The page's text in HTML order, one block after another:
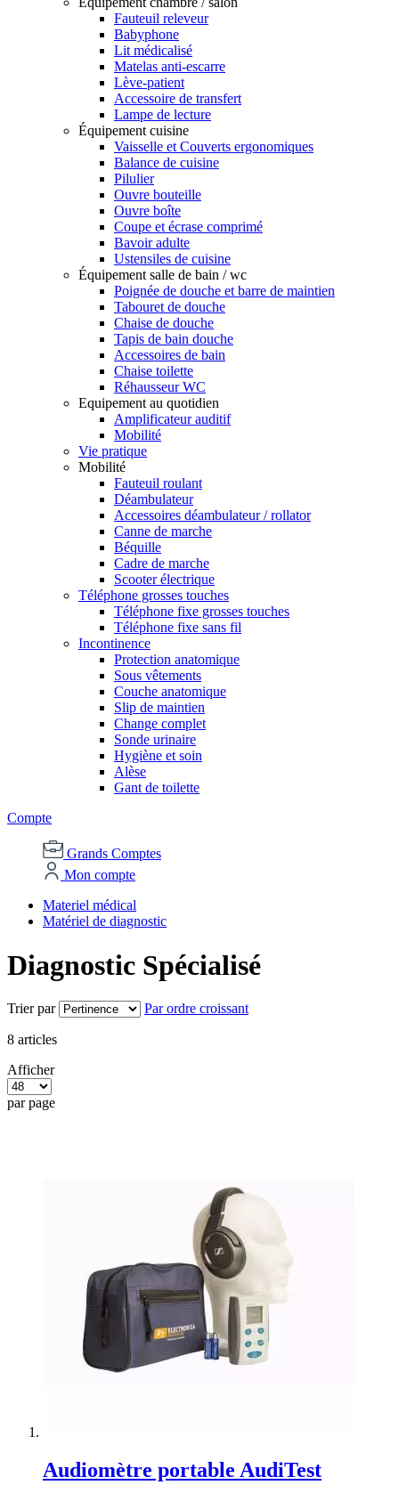
Fauteuil releveur
Babyphone
Lit médicalisé
Matelas anti-escarre
Lève-patient
Accessoire de transfert
Lampe de lecture
Équipement cuisine
Vaisselle et Couverts ergonomiques
Balance de cuisine
Pilulier
Ouvre bouteille
Ouvre boîte
Coupe et écrase comprimé
Bavoir adulte
Ustensiles de cuisine
Équipement salle de bain / wc
Poignée de douche et barre de maintien
Tabouret de douche
Chaise de douche
Tapis de bain douche
Accessoires de bain
Chaise toilette
Réhausseur WC
Equipement au quotidien
Amplificateur auditif
Mobilité
Vie pratique
Mobilité
Fauteuil roulant
Déambulateur
Accessoires déambulateur / rollator
Canne de marche
Béquille
Cadre de marche
Scooter électrique
Téléphone grosses touches
Téléphone fixe grosses touches
Téléphone fixe sans fil
Incontinence
Protection anatomique
Sous vêtements
Couche anatomique
Slip de maintien
Change complet
Sonde urinaire
Hygiène et soin
Alèse
Gant de toilette
Compte
Grands Comptes
Mon compte
Materiel médical
Matériel de diagnostic
Diagnostic Spécialisé
Trier par Par ordre croissant
8 articles
Afficher
par page
Audiomètre portable AudiTest